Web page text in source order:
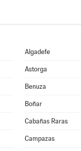
Algadefe
Astorga
Benuza
Boñar
Cabañas Raras
Campazas